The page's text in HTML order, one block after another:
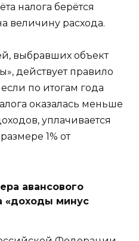
налога берётся
величину расхода.
выбравших объект
действует правило
по итогам года
оказалась меньше
уплачивается
1% от
авансового
«доходы минус